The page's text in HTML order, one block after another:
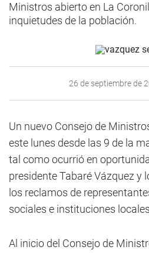
Ministros abierto en La
inquietudes de la población.
26 de septiembre de
Un nuevo Consejo de
este lunes desde las 9 de la
tal como ocurrió en
presidente Tabaré Vázquez y
los reclamos de
sociales e instituciones
Al inicio del Consejo de